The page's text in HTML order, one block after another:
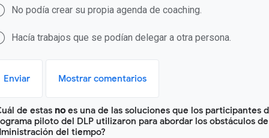
No podía crear su propia agenda de coaching.
Hacía trabajos que se podían delegar a otra persona.
Enviar Mostrar comentarios
de estas noes una de las soluciones que los participantes
piloto del DLP utilizaron para abordar los obstáculos
del tiempo?